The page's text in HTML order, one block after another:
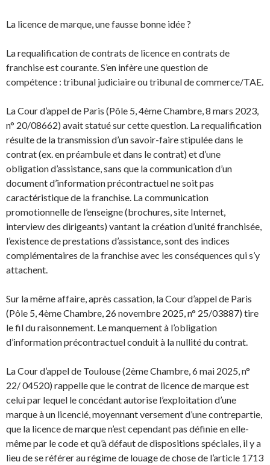
La licence de marque, une fausse bonne idée ?
La requalification de contrats de licence en contrats de
franchise est courante. S’en infère une question de
compétence : tribunal judiciaire ou tribunal de commerce/TAE.
La Cour d’appel de Paris (Pôle 5, 4ème Chambre, 8 mars 2023,
n° 20/08662) avait statué sur cette question. La requalification
résulte de la transmission d’un savoir-faire stipulée dans le
contrat (ex. en préambule et dans le contrat) et d’une
obligation d’assistance, sans que la communication d’un
document d’information précontractuel ne soit pas
caractéristique de la franchise. La communication
promotionnelle de l’enseigne (brochures, site Internet,
interview des dirigeants) vantant la création d’unité franchisée,
l’existence de prestations d’assistance, sont des indices
complémentaires de la franchise avec les conséquences qui s’y
attachent.
Sur la même affaire, après cassation, la Cour d’appel de Paris
(Pôle 5, 4ème Chambre, 26 novembre 2025, n° 25/03887) tire
le fil du raisonnement. Le manquement à l’obligation
d’information précontractuel conduit à la nullité du contrat.
La Cour d’appel de Toulouse (2ème Chambre, 6 mai 2025, n°
22/ 04520) rappelle que le contrat de licence de marque est
celui par lequel le concédant autorise l’exploitation d’une
marque à un licencié, moyennant versement d’une contrepartie,
que la licence de marque n’est cependant pas définie en elle-
même par le code et qu’à défaut de dispositions spéciales, il y a
lieu de se référer au régime de louage de chose de l’article 1713